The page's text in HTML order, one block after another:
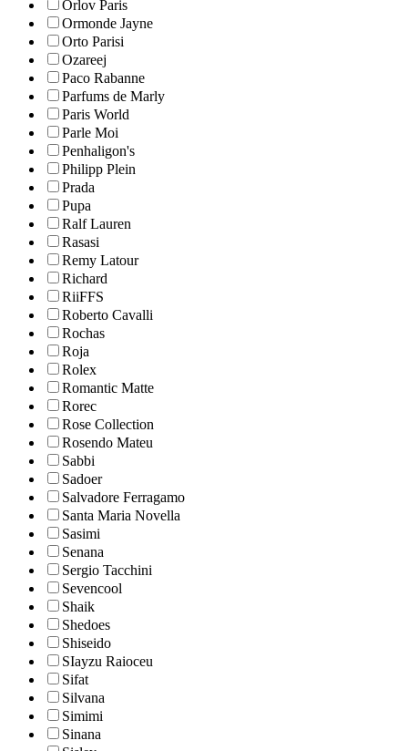
Orlov Paris
Ormonde Jayne
Orto Parisi
Ozareej
Paco Rabanne
Parfums de Marly
Paris World
Parle Moi
Penhaligon's
Philipp Plein
Prada
Pupa
Ralf Lauren
Rasasi
Remy Latour
Richard
RiiFFS
Roberto Cavalli
Rochas
Roja
Rolex
Romantic Matte
Rorec
Rose Collection
Rosendo Mateu
Sabbi
Sadoer
Salvadore Ferragamo
Santa Maria Novella
Sasimi
Senana
Sergio Tacchini
Sevencool
Shaik
Shedoes
Shiseido
SIayzu Raioceu
Sifat
Silvana
Simimi
Sinana